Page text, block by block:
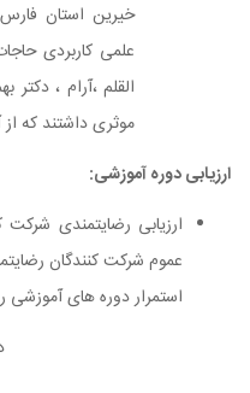
خیرین استان
علمی کاربردی
القلم ،آرام ،
موثری داشتند که
ارزیابی دوره آموزشی:
ارزیابی رضایتمندی
عموم شرکت کنندگان
استمرار دوره های آموزشی